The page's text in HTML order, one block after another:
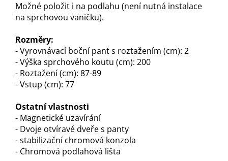
Možné položit i na podlahu (není nutná instalace
na sprchovou vaničku).
Rozměry:
- Vyrovnávací boční pant s roztažením (cm): 2
- Výška sprchového koutu (cm): 200
- Roztažení (cm): 87-89
- Vstup (cm): 77
Ostatní vlastnosti
- Magnetické uzavírání
- Dvoje otvíravé dveře s panty
- stabilizační chromová konzola
- Chromová podlahová lišta